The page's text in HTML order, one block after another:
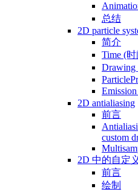
总结
2D particle
简介
Time (
Drawing
2D antialiasing
前言
custom
2D 中的自定
前言
绘制